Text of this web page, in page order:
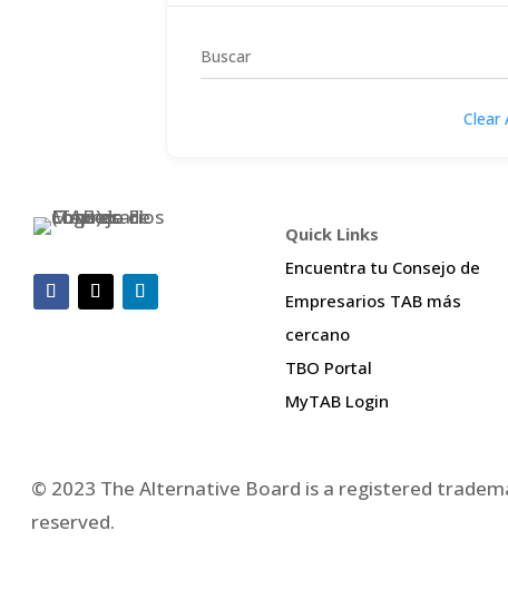
Clear
Quick Links
Encuentra tu Consejo de
Empresarios TAB más
cercano
TBO Portal
MyTAB Login
© 2023 The Alternative Board is a registered
reserved.